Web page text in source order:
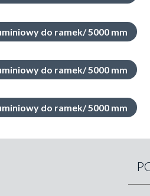
do ramek/ 5000 mm
do ramek/ 5000 mm
do ramek/ 5000 mm